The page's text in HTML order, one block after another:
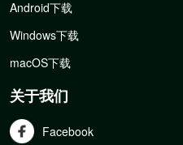
Android下载
Windows下载
macOS下载
关于我们
Facebook